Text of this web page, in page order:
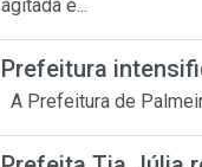
agitada e...
Prefeitura
A Prefeitura de